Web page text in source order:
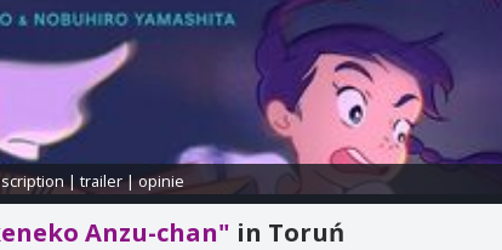
| trailer|opinie
Anzu-chan" in Toruń